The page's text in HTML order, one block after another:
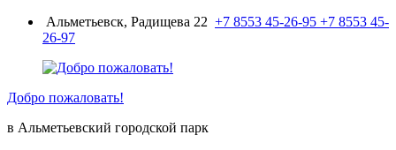
ПерейтиАльметьевск, Радищева 22 +7 8553 45-26-95 +7 8553 45-
26-97
Добро пожаловать!
в Альметьевский городской парк